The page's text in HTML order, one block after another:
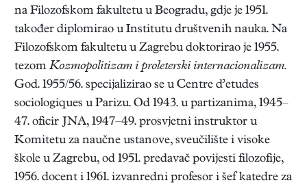
na Filozofskom fakultetu u Beogradu, gdje je 1951.
također diplomirao u Institutu društvenih nauka. Na
Filozofskom fakultetu u Zagrebu doktorirao je 1955.
tezom Kozmopolitizam i proleterski internacionalizam.
God. 1955/56. specijalizirao se u Centre d’etudes
sociologiques u Parizu. Od 1943. u partizanima, 1945–
47. oficir JNA, 1947–49. prosvjetni instruktor u
Komitetu za naučne ustanove, sveučilište i visoke
škole u Zagrebu, od 1951. predavač povijesti filozofije,
1956. docent i 1961. izvanredni profesor i šef katedre za